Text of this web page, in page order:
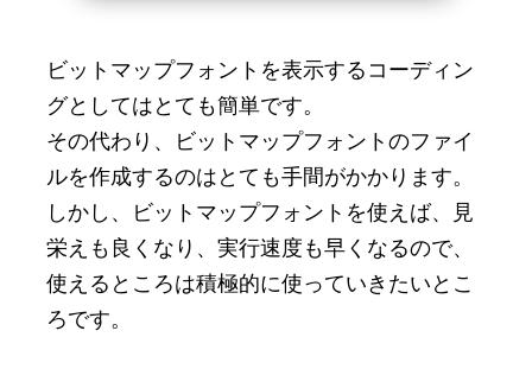
ビットマップフォントを表示するコーディン
グとしてはとても簡単です。
その代わり、ビットマップフォントのファイ
ルを作成するのはとても手間がかかります。
しかし、ビットマップフォントを使えば、見
栄えも良くなり、実行速度も早くなるので、
使えるところは積極的に使っていきたいとこ
ろです。